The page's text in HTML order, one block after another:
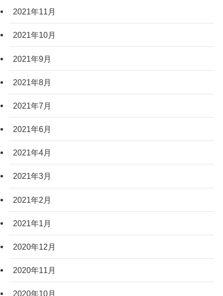
2021年11月
2021年10月
2021年9月
2021年8月
2021年7月
2021年6月
2021年4月
2021年3月
2021年2月
2021年1月
2020年12月
2020年11月
2020年10月